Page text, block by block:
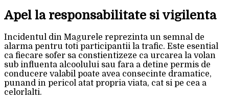
Apel la responsabilitate si vigilenta
Incidentul din Magurele reprezinta un semnal de
alarma pentru toti participantii la trafic. Este esential
ca fiecare sofer sa constientizeze ca urcarea la volan
sub influenta alcoolului sau fara a detine permis de
conducere valabil poate avea consecinte dramatice,
punand in pericol atat propria viata, cat si pe cea a
celorlalti.